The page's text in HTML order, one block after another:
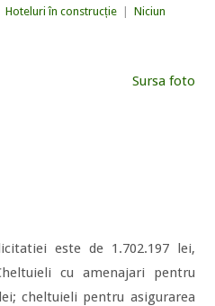
Hoteluri în construcție
Niciun
Sursa foto
este de 1.702.197 lei,
cu amenajari pentru
cheltuieli pentru asigurarea